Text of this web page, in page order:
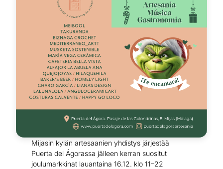
Mijasin kylän artesaanien yhdistys järjestää
Puerta del Ágorassa jälleen kerran suositut
joulumarkkinat lauantaina 16.12. klo 11–22